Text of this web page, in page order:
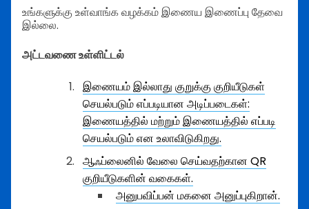
உங்களுக்கு உள்வாங்க வழக்கம் இணைய இணைப்பு தேவை
இல்லை.
அட்டவணை உள்ளிட்டல்
இணையம் இல்லாது குறுக்கு குறியீடுகள்
செயல்படும் எப்படியான அடிப்படைகள்:
இணையத்தில் மற்றும் இணையத்தில் எப்படி
செயல்படும் என உலாவிடுகிறது.
ஆஃப்லைனில் வேலை செய்வதற்கான QR
குறியீடுகளின் வகைகள்.
அனுபவிப்பன் மகனை அனுப்புகிறான்.